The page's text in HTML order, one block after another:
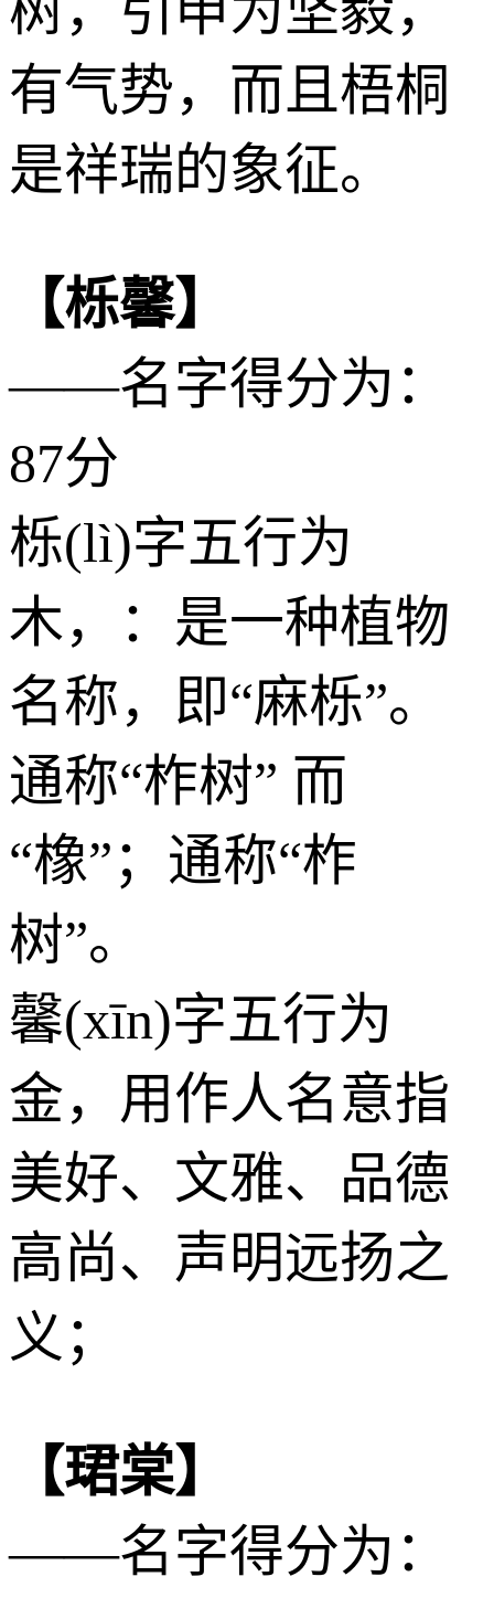
有气势，而且梧桐
是祥瑞的象征。
【栎馨】
——名字得分为：
87分
栎(lì)字五行为
木，：是一种植物
名称，即“麻栎”。
通称“柞树” 而
“橡”；通称“柞
树”。
馨(xīn)字五行为
金，用作人名意指
美好、文雅、品德
高尚、声明远扬之
义；
【珺棠】
——名字得分为：